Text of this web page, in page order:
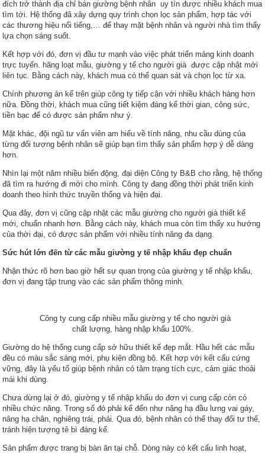
đích trở thành địa chỉ bán giường bệnh nhân uy tín được nhiều khách mua
tìm tới. Hệ thống đã xây dựng quy trình chọn lọc sản phẩm, hợp tác với
các thương hiệu nổi tiếng,… để thay mặt bệnh nhân và người nhà tìm thấy
lựa chọn sáng suốt.
Kết hợp với đó, đơn vị đầu tư mạnh vào việc phát triển mảng kinh doanh
trực tuyến. hãng loạt mẫu, giường y tế cho người già được cập nhật mới
liên tục. Bằng cách này, khách mua có thể quan sát và chọn lọc từ xa.
Chính phương án kể trên giúp công ty tiếp cận với nhiều khách hàng hơn
nữa. Đồng thời, khách mua cũng tiết kiệm đáng kể thời gian, công sức,
tiền bạc để có được sản phẩm như ý.
Mặt khác, đội ngũ tư vấn viên am hiểu về tính năng, nhu cầu dùng của
từng đối tượng bệnh nhân sẽ giúp bạn tìm thấy sản phẩm hợp ý dễ dàng
hơn.
Nhìn lại một năm nhiều biến động, đại diện Công ty B&B cho rằng, hệ thống
đã tìm ra hướng đi mới cho mình. Công ty đang đồng thời phát triển kinh
doanh theo hình thức truyền thống và hiện đại.
Qua đây, đơn vị cũng cập nhật các mẫu giường cho người già thiết kế
mới, chuẩn nhanh hơn. Bằng cách này, khách mua còn tìm thấy xu hướng
của thời đại, có được sản phẩm với nhiều tính năng đa dạng.
Sức hút lớn đến từ các mẫu giường y tế nhập khẩu đẹp chuẩn
Nhận thức rõ hơn bao giờ hết sự quan trọng của giường y tế nhập khẩu,
đơn vị đang tập trung vào các sản phẩm thông minh.
Công ty cung cấp nhiều mẫu giường y tế cho người già
chất lượng, hàng nhập khẩu 100%.
Giường do hệ thống cung cấp sở hữu thiết kế đẹp mắt. Hầu hết các mẫu
đều có màu sắc sáng mới, phụ kiện đồng bộ. Kết hợp với kết cấu cứng
vững, đây là yếu tố giúp bệnh nhân có tâm trạng tích cực, cảm giác thoải
mái khi dùng.
Chưa dừng lại ở đó, giường y tế nhập khẩu do đơn vị cung cấp còn có
nhiều chức năng. Trong số đó phải kể đến như nâng hạ đầu lưng vai gáy,
nâng hạ chân, nghiêng trái, phải. Qua đó, bệnh nhân có thể thay đổi tư thế,
tránh hiện tượng tê bì đáng kể.
Sản phẩm được trang bị bàn ăn tại chỗ. Dòng này có kết cấu linh hoạt,